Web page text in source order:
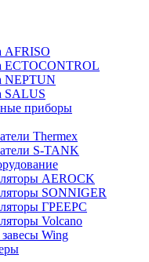
AFRISO
ECTOCONTROL
NEPTUN
SALUS
приборы
Thermex
S-TANK
AEROCK
SONNIGER
ГРЕЕРС
Volcano
Wing